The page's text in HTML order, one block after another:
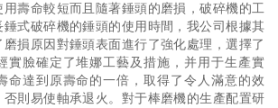
壽命較短而且隨著錘頭的磨損，破碎機的工
式破碎機的錘頭的使用時間，我公司根據其
損原因對錘頭表面進行了強化處理，選擇了
實臉確定了堆娜工藝及措施，并用于生產實
命達到原壽命的一倍，取得了令人滿意的效
則易使軸承退火。對于棒磨機的生產配置研